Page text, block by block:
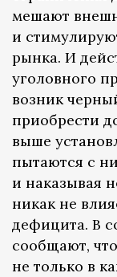
мешают
и
рынка. И
уголовного
возник
приобрести
выше
пытаются с
и наказывая
никак не
дефицита. В
сообщают,
не только в